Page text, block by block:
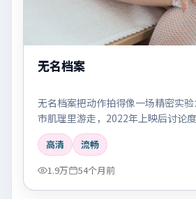
无名档案
无名档案把动作拍得像一场精密实
市肌理里游走，2022年上映后讨论度
高清
流畅
1.9万
54个月前